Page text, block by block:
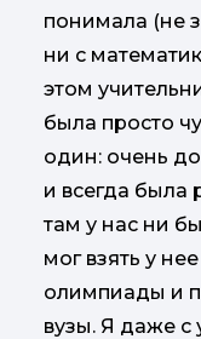
понимала (не
ни с
этом
была просто
один: очень
и всегда была
там у нас ни
мог взять у
олимпиады и
вузы. Я даже с